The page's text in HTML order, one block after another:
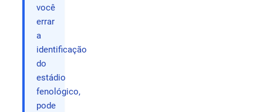
você
errar
a
identificação
do
estádio
fenológico,
pode